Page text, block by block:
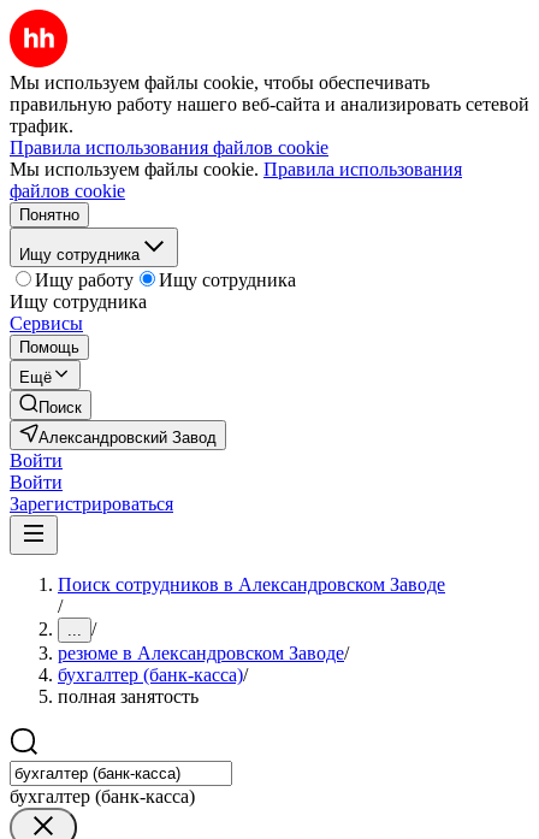
Мы используем файлы cookie, чтобы обеспечивать
правильную работу нашего веб-сайта и анализировать сетевой
трафик.
Правила использования файлов cookie
Мы используем файлы cookie. Правила использования
файлов cookie
Понятно
Ищу сотрудника
Ищу работу
Ищу сотрудника
Ищу сотрудника
Сервисы
Помощь
Ещё
Поиск
Александровский Завод
Войти
Войти
Зарегистрироваться
Поиск сотрудников в Александровском Заводе
/
... /
резюме в Александровском Заводе/
бухгалтер (банк-касса)/
полная занятость
бухгалтер (банк-касса)